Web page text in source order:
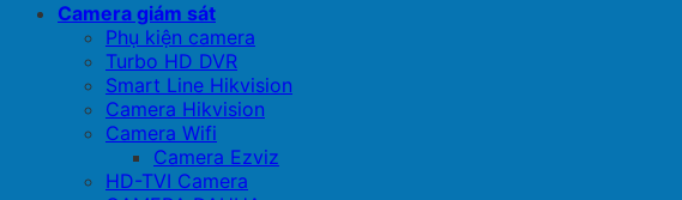
Camera giám sát
Phụ kiện camera
Turbo HD DVR
Smart Line Hikvision
Camera Hikvision
Camera Wifi
Camera Ezviz
HD-TVI Camera